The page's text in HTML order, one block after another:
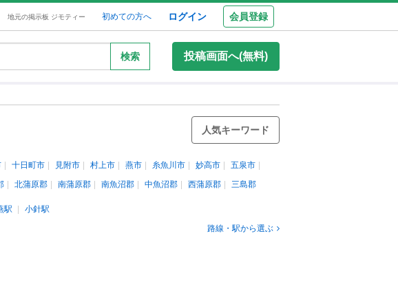
地元の掲示板 ジモティー 初めての方へ ログイン 会員登録
検索 投稿画面へ(無料)
人気キーワード
十日町市 見附市 村上市 燕市 糸魚川市 妙高市
五泉市
北蒲原郡 南蒲原郡 南魚沼郡 中魚沼郡 西蒲原郡 三島郡
駅
小針駅
路線・駅から選ぶ